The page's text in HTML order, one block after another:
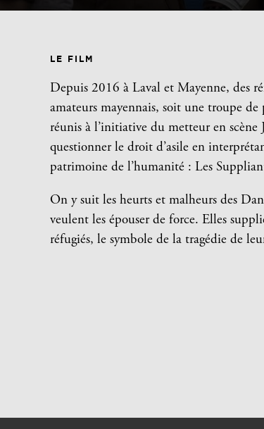
LE FILM
Depuis 2016 à Laval et Mayenne, des
amateurs mayennais, soit une troupe
réunis à l’initiative du metteur en scène
questionner le droit d’asile en
patrimoine de l’humanité : Les
On y suit les heurts et malheurs des
veulent les épouser de force. Elles
réfugiés, le symbole de la tragédie de